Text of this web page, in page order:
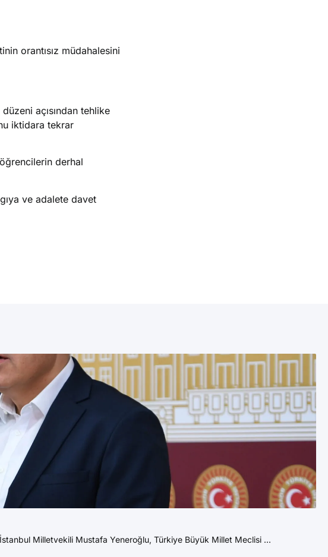
orantısız müdahalesini
açısından tehlike
iktidara tekrar
derhal
ve adalete davet
İstanbul Milletvekili Mustafa Yeneroğlu, Türkiye Büyük Millet Meclisi ...